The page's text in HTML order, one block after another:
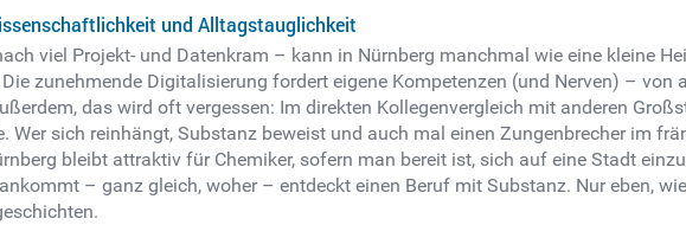
und Alltagstauglichkeit
viel Projekt- und Datenkram – kann in Nürnberg manchmal wie eine kleine
zunehmende Digitalisierung fordert eigene Kompetenzen (und Nerven) –
das wird oft vergessen: Im direkten Kollegenvergleich mit anderen
Wer sich reinhängt, Substanz beweist und auch mal einen Zungenbrecher im
bleibt attraktiv für Chemiker, sofern man bereit ist, sich auf eine Stadt
– ganz gleich, woher – entdeckt einen Beruf mit Substanz. Nur eben,